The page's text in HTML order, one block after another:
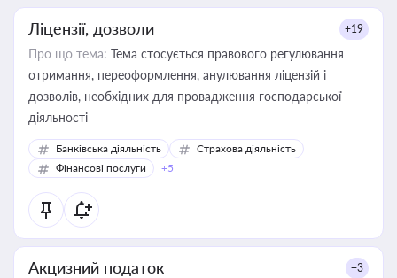
Ліцензії, дозволи +19
Про що тема: Тема стосується правового регулювання
отримання, переоформлення, анулювання ліцензій і
дозволів, необхідних для провадження господарської
діяльності
Банківська діяльність
Страхова діяльність
Фінансові послуги
+5
Акцизний податок +3